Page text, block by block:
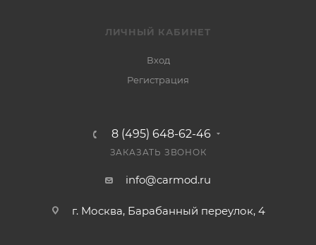
ЛИЧНЫЙ КАБИНЕТ
Вход
Регистрация
8 (495) 648-62-46
ЗАКАЗАТЬ ЗВОНОК
info@carmod.ru
г. Москва, Барабанный переулок, 4